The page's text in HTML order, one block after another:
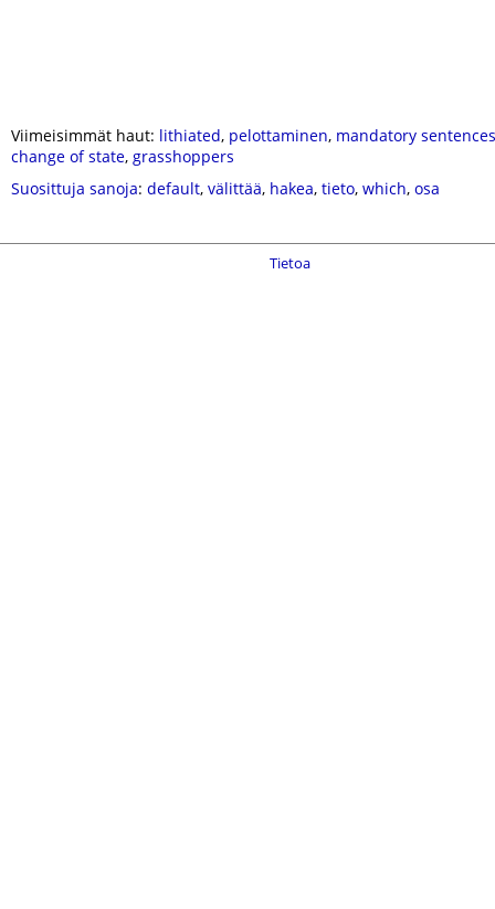
Viimeisimmät haut: lithiated, pelottaminen, mandatory sentences
change of state, grasshoppers
Suosittuja sanoja: default, välittää, hakea, tieto, which, osa
Tietoa